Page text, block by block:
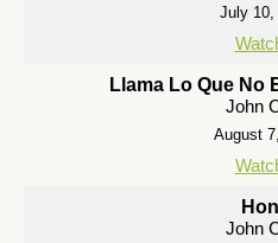
July 10,
Llama Lo Que No
John
August
John